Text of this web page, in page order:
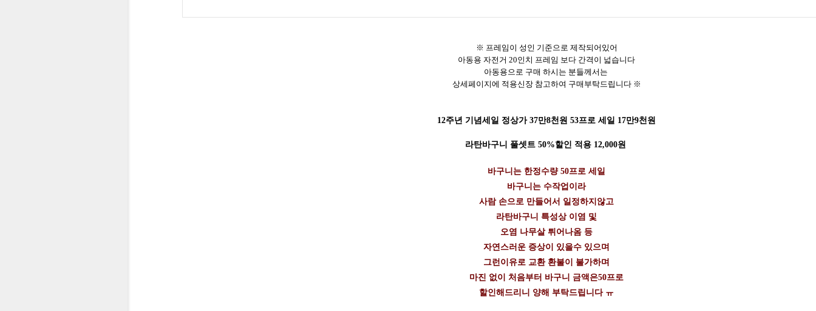
※ 프레임이 성인 기준으로 제작되어있어
아동용 자전거 20인치 프레임 보다 간격이 넓습니다
아동용으로 구매 하시는 분들께서는
상세페이지에 적용신장 참고하여 구매부탁드립니다 ※
12주년 기념세일 정상가 37만8천원 53프로 세일 17만9천원
라탄바구니 풀셋트 50%할인 적용 12,000원
바구니는 한정수량 50프로 세일
바구니는 수작업이라
사람 손으로 만들어서 일정하지않고
라탄바구니 특성상 이염 및
오염 나무살 튀어나옴 등
자연스러운 증상이 있을수 있으며
그런이유로 교환 환불이 불가하며
마진 없이 처음부터 바구니 금액은50프로
할인해드리니 양해 부탁드립니다 ㅠ